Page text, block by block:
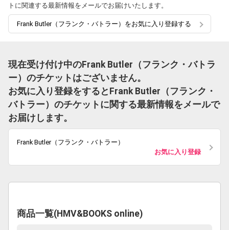
トに関連する最新情報をメールでお届けいたします。
Frank Butler（フランク・バトラー）をお気に入り登録する
現在受け付け中のFrank Butler（フランク・バトラ
ー）のチケットはございません。
お気に入り登録をするとFrank Butler（フランク・
バトラー）のチケットに関する最新情報をメールで
お届けします。
Frank Butler（フランク・バトラー）
お気に入り登録
商品一覧(HMV&BOOKS online)